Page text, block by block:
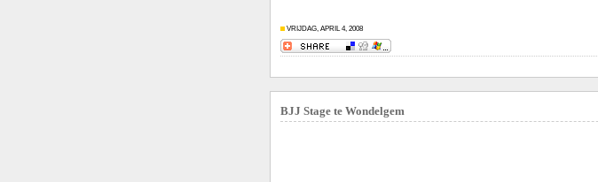
VRIJDAG, APRIL 4, 2008
BJJ Stage te Wondelgem